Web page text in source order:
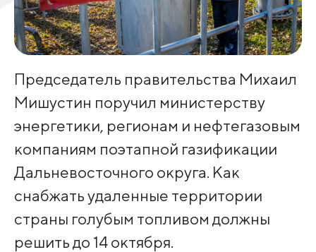
Председатель правительства Михаил
Мишустин поручил министерству
энергетики, регионам и нефтегазовым
компаниям поэтапной газификации
Дальневосточного округа. Как
снабжать удаленные территории
страны голубым топливом должны
решить до 14 октября.